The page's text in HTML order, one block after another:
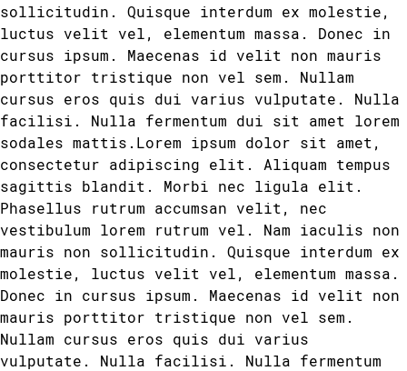
sollicitudin. Quisque interdum ex molestie,
luctus velit vel, elementum massa. Donec in
cursus ipsum. Maecenas id velit non mauris
porttitor tristique non vel sem. Nullam
cursus eros quis dui varius vulputate. Nulla
facilisi. Nulla fermentum dui sit amet lorem
sodales mattis.Lorem ipsum dolor sit amet,
consectetur adipiscing elit. Aliquam tempus
sagittis blandit. Morbi nec ligula elit.
Phasellus rutrum accumsan velit, nec
vestibulum lorem rutrum vel. Nam iaculis non
mauris non sollicitudin. Quisque interdum ex
molestie, luctus velit vel, elementum massa.
Donec in cursus ipsum. Maecenas id velit non
mauris porttitor tristique non vel sem.
Nullam cursus eros quis dui varius
vulputate. Nulla facilisi. Nulla fermentum